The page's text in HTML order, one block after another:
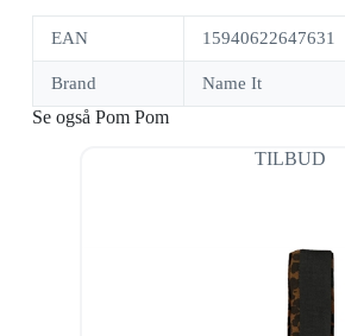
EAN 15940622647631
Brand Name It
Se også Pom Pom
TILBUD